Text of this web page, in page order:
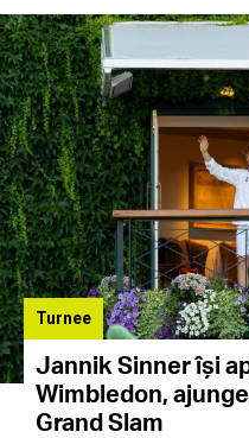
Turnee
Jannik Sinner își
Wimbledon,
Grand Slam